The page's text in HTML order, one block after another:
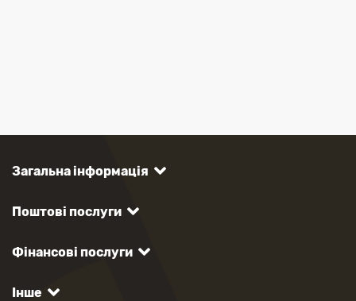
Загальна інформація
Поштові послуги
Фінансові послуги
Інше